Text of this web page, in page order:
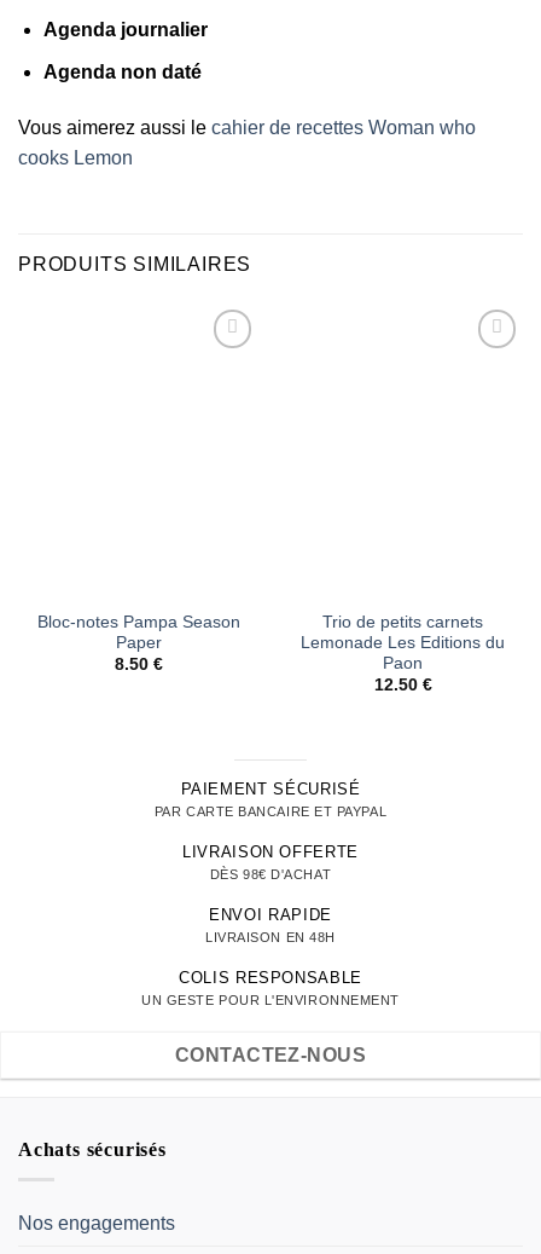
Agenda journalier
Agenda non daté
Vous aimerez aussi le cahier de recettes Woman who
cooks Lemon
PRODUITS SIMILAIRES
Bloc-notes Pampa Season
Paper
8.50 €
Trio de petits carnets
Lemonade Les Editions du
Paon
12.50 €
PAIEMENT SÉCURISÉ
PAR CARTE BANCAIRE ET PAYPAL
LIVRAISON OFFERTE
DÈS 98€ D'ACHAT
ENVOI RAPIDE
LIVRAISON EN 48H
COLIS RESPONSABLE
UN GESTE POUR L'ENVIRONNEMENT
CONTACTEZ-NOUS
Achats sécurisés
Nos engagements